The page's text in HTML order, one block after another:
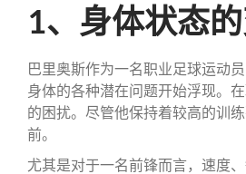
1、身体状态
巴里奥斯作为一名职业足球运动
身体的各种潜在问题开始浮现。
的困扰。尽管他保持着较高的训
前。
尤其是对于一名前锋而言，速度